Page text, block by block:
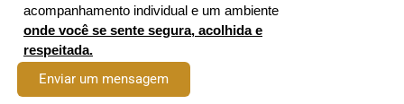
acompanhamento individual e um ambiente
onde você se sente segura, acolhida e
respeitada.
Enviar um mensagem